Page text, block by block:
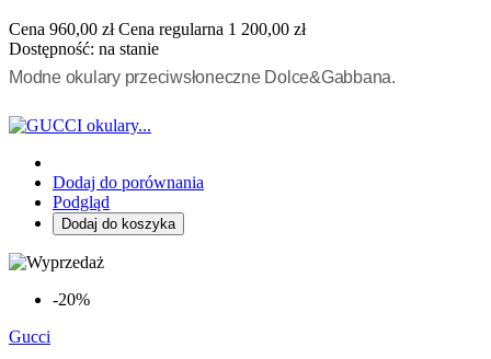
Cena 960,00 zł Cena regularna 1 200,00 zł
Dostępność: na stanie
Modne okulary przeciwsłoneczne Dolce&Gabbana.
Dodaj do porównania
Podgląd
Dodaj do koszyka
-20%
Gucci